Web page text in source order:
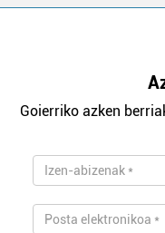
Goierriko azken